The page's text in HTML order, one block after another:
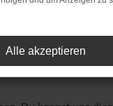
mehr unterstützt
Alle akzeptieren